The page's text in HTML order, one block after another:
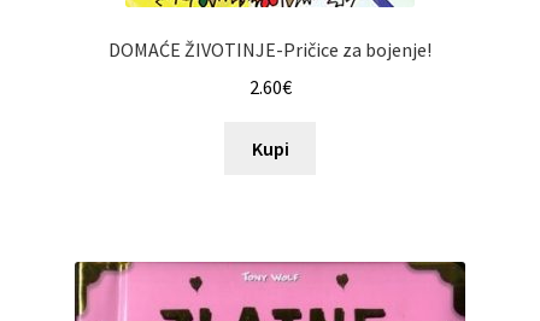
DOMAĆE ŽIVOTINJE-Pričice za bojenje!
2.60€
Kupi